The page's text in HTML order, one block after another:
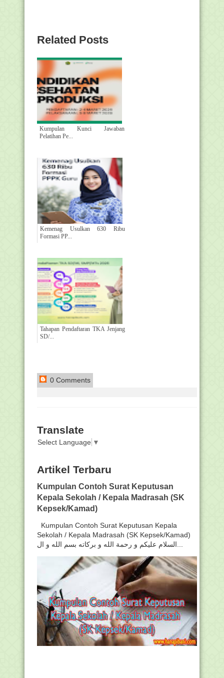
Related Posts
Kumpulan Kunci Jawaban
Pelatihan Pe...
Kemenag Usulkan 630 Ribu
Formasi PP...
Tahapan Pendaftaran TKA Jenjang
SD/...
0 Comments
Translate
Select Language ▼
Artikel Terbaru
Kumpulan Contoh Surat Keputusan
Kepala Sekolah / Kepala Madrasah (SK
Kepsek/Kamad)
Kumpulan Contoh Surat Keputusan Kepala
Sekolah / Kepala Madrasah (SK Kepsek/Kamad)